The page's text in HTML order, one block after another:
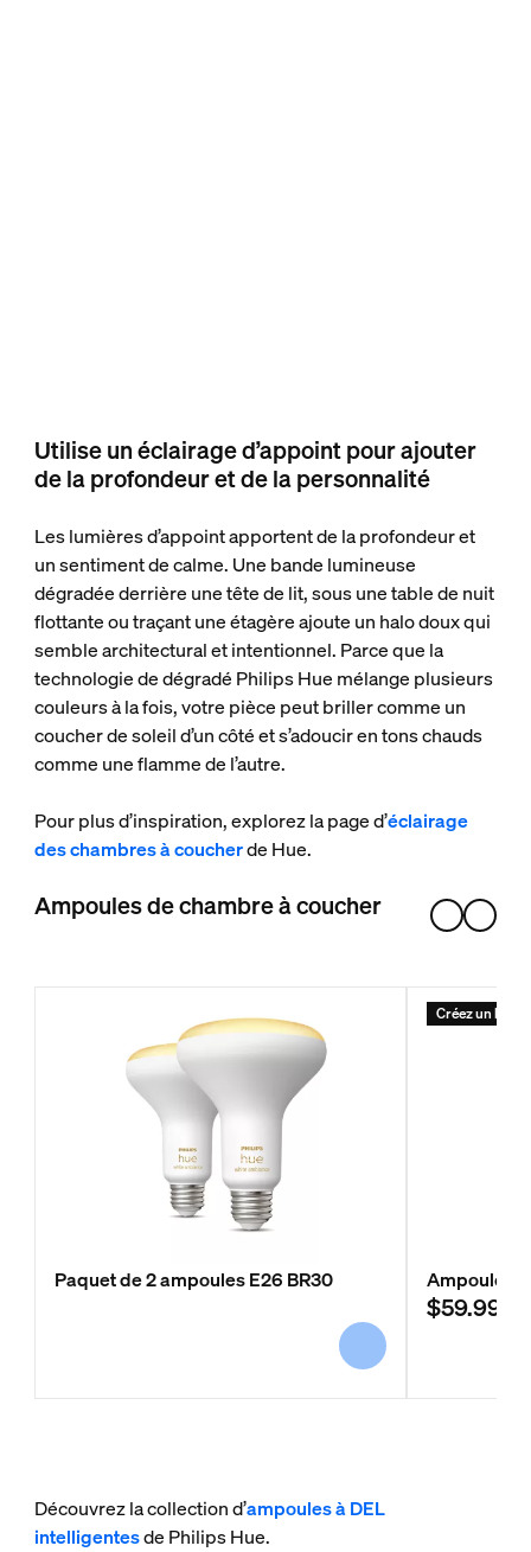
Utilise un éclairage d’appoint pour ajouter
de la profondeur et de la personnalité
Les lumières d’appoint apportent de la profondeur et
un sentiment de calme. Une bande lumineuse
dégradée derrière une tête de lit, sous une table de nuit
flottante ou traçant une étagère ajoute un halo doux qui
semble architectural et intentionnel. Parce que la
technologie de dégradé Philips Hue mélange plusieurs
couleurs à la fois, votre pièce peut briller comme un
coucher de soleil d’un côté et s’adoucir en tons chauds
comme une flamme de l’autre.
Pour plus d’inspiration, explorez la page d’éclairage
des chambres à coucherde Hue.
Ampoules de chambre à coucher
Paquet de 2 ampoules E26 BR30
Créez un kit
Ampoule
$59.99
Découvrez la collection d’ampoules à DEL
intelligentesde Philips Hue.